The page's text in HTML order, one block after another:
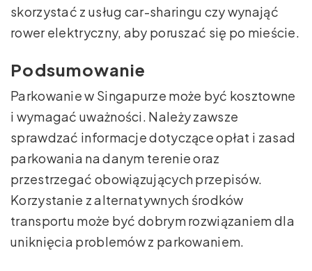
skorzystać z usług car-sharingu czy wynająć
rower elektryczny, aby poruszać się po mieście.
Podsumowanie
Parkowanie w Singapurze może być kosztowne
i wymagać uważności. Należy zawsze
sprawdzać informacje dotyczące opłat i zasad
parkowania na danym terenie oraz
przestrzegać obowiązujących przepisów.
Korzystanie z alternatywnych środków
transportu może być dobrym rozwiązaniem dla
uniknięcia problemów z parkowaniem.